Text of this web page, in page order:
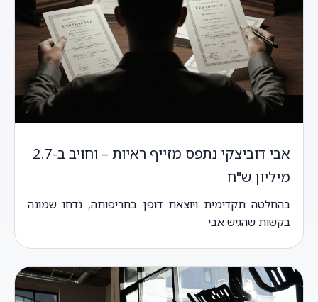
אבי דוביצקי נתפס מזייף ראיות – וחויב ב-2.7
מיליון ש"ח
בהחלטה תקדימית ויוצאת דופן בחריפותה, נדחו שמונה
בקשות שהגיש אבי